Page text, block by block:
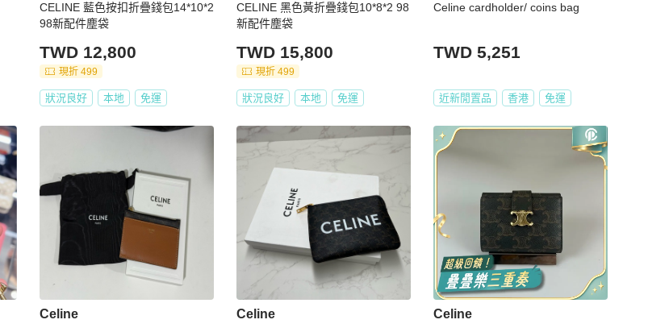
CELINE 藍色按扣折疊錢包14*10*2
98新配件塵袋
TWD 12,800
現折 499
狀況良好 本地 免運
CELINE 黑色黃折疊錢包10*8*2 98
新配件塵袋
TWD 15,800
現折 499
狀況良好 本地 免運
Celine cardholder/ coins bag
TWD 5,251
近新閒置品 香港 免運
Celine Celine Celine